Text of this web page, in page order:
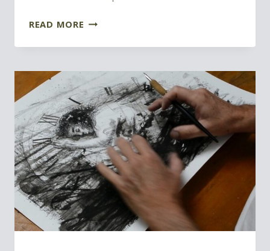
READ MORE CÓMO
Y
ENERGÍA
AL
DIBUJO
A
TINTA